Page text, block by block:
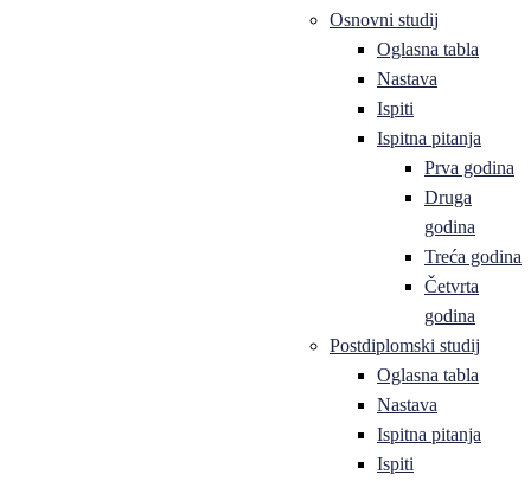
Osnovni studij
Oglasna tabla
Nastava
Ispiti
Ispitna pitanja
Prva godina
Druga
godina
Treća godina
Četvrta
godina
Postdiplomski studij
Oglasna tabla
Nastava
Ispitna pitanja
Ispiti